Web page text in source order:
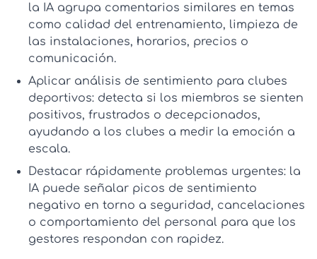
la IA agrupa comentarios similares en temas
como calidad del entrenamiento, limpieza de
las instalaciones, horarios, precios o
comunicación.
Aplicar análisis de sentimiento para clubes
deportivos: detecta si los miembros se sienten
positivos, frustrados o decepcionados,
ayudando a los clubes a medir la emoción a
escala.
Destacar rápidamente problemas urgentes: la
IA puede señalar picos de sentimiento
negativo en torno a seguridad, cancelaciones
o comportamiento del personal para que los
gestores respondan con rapidez.